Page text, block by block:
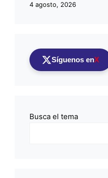
4 agosto, 2026
Síguenos enX
Busca el tema